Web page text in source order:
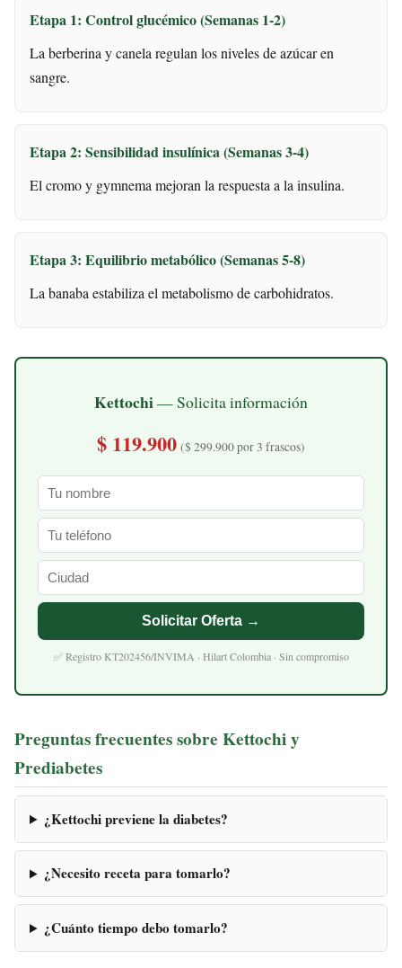
Etapa 1: Control glucémico (Semanas 1-2)
La berberina y canela regulan los niveles de azúcar en
sangre.
Etapa 2: Sensibilidad insulínica (Semanas 3-4)
El cromo y gymnema mejoran la respuesta a la insulina.
Etapa 3: Equilibrio metabólico (Semanas 5-8)
La banaba estabiliza el metabolismo de carbohidratos.
Kettochi— Solicita información
$ 119.900 ($ 299.900 por 3 frascos)
Solicitar Oferta →
✅ Registro KT202456/INVIMA · Hilart Colombia · Sin compromiso
Preguntas frecuentes sobre Kettochi y
Prediabetes
¿Kettochi previene la diabetes?
¿Necesito receta para tomarlo?
¿Cuánto tiempo debo tomarlo?